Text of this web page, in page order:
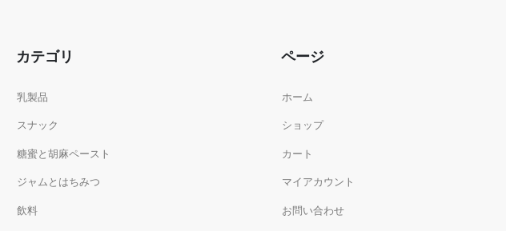
カテゴリ
乳製品
スナック
糖蜜と胡麻ペースト
ジャムとはちみつ
飲料
ページ
ホーム
ショップ
カート
マイアカウント
お問い合わせ